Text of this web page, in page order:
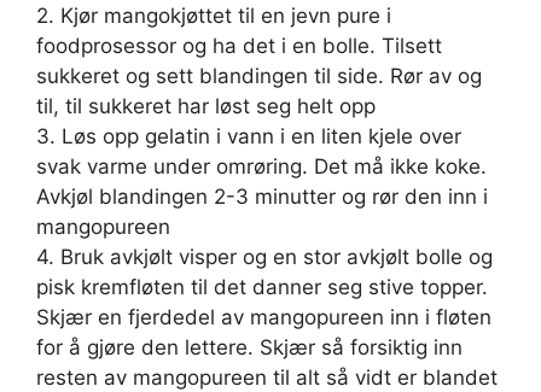
2. Kjør mangokjøttet til en jevn pure i
foodprosessor og ha det i en bolle. Tilsett
sukkeret og sett blandingen til side. Rør av og
til, til sukkeret har løst seg helt opp
3. Løs opp gelatin i vann i en liten kjele over
svak varme under omrøring. Det må ikke koke.
Avkjøl blandingen 2-3 minutter og rør den inn i
mangopureen
4. Bruk avkjølt visper og en stor avkjølt bolle og
pisk kremfløten til det danner seg stive topper.
Skjær en fjerdedel av mangopureen inn i fløten
for å gjøre den lettere. Skjær så forsiktig inn
resten av mangopureen til alt så vidt er blandet